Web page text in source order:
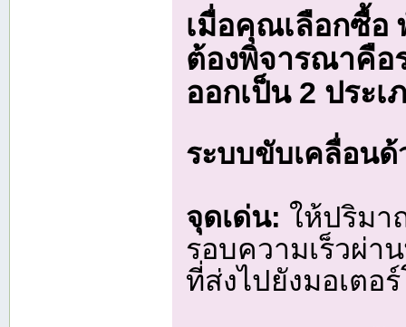
เมื่อคุณเลือกซื้อ
ต้องพิจารณาคือ
ออกเป็น 2 ประ
ระบบขับเคลื่อน
จุดเด่น: ให้ปริมา
รอบความเร็วผ่า
ที่ส่งไปยังมอเตอ